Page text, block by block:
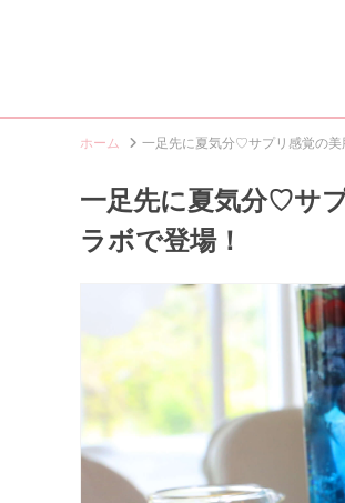
ホーム 一足先に夏気分♡サプリ感覚の美
一足先に夏気分♡サ
ラボで登場！